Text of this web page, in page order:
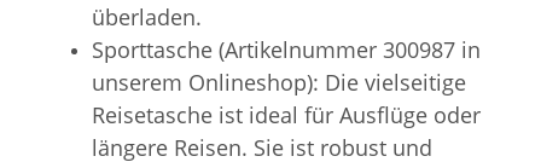
überladen.
Sporttasche (Artikelnummer 300987 in
unserem Onlineshop): Die vielseitige
Reisetasche ist ideal für Ausflüge oder
längere Reisen. Sie ist robust und